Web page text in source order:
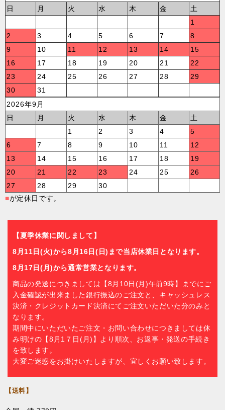
日
月 火 水 木 金
土
1
2
3 4 5 6 7
8
9
10 11 12 13 14
15
16
17 18 19 20 21
22
23
24 25 26 27 28
29
30
31
2026年9月
日
月 火 水 木 金
土
1
2 3 4
5
6
7 8 9 10 11
12
13
14 15 16 17 18
19
20
21 22 23 24 25
26
27
28 29
30
■が定休日です。
【夏季休業に関しまして】
8月11日(火)から8月16日(日)まで当店休業日となります。
8月17日(月)から通常営業となります。
商品の発送につきましては【8月10日(月)午前9時】までにご
入金確認が出来ました銀行振込のご注文と、キャッシュレス
決済・クレジットカード決済にてご注文いただいた分のみと
なります。
期間中にいただいたご注文・お問い合わせにつきましては休
み明けの【8月1７日(月)】より順次、お返事・発送の手続き
を致します。
大変ご迷惑をお掛けいたしますが、宜しくお願い致します。
【送料】